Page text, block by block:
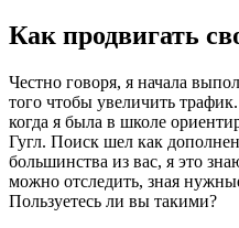
Как продвигать
Честно говоря, я начала
того чтобы увеличить
когда я была в школе
Гугл. Поиск шел как
большинства из вас, я это
можно отследить, зная
Пользуетесь ли вы такими?